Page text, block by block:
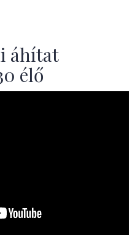
áhítat
élő